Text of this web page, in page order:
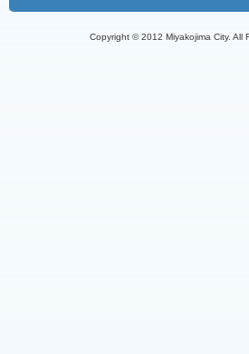
Copyright © 2012 Miyakojima City. All